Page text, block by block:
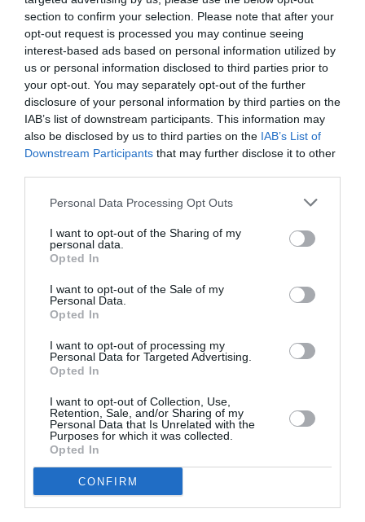
section to confirm your selection. Please note that after your
opt-out request is processed you may continue seeing
interest-based ads based on personal information utilized by
us or personal information disclosed to third parties prior to
your opt-out. You may separately opt-out of the further
disclosure of your personal information by third parties on the
IAB’s list of downstream participants. This information may
also be disclosed by us to third parties on the IAB’s List of
Downstream Participants that may further disclose it to other
Personal Data Processing Opt Outs
I want to opt-out of the Sharing of my
personal data.
Opted In
I want to opt-out of the Sale of my
Personal Data.
Opted In
I want to opt-out of processing my
Personal Data for Targeted Advertising.
Opted In
I want to opt-out of Collection, Use,
Retention, Sale, and/or Sharing of my
Personal Data that Is Unrelated with the
Purposes for which it was collected.
Opted In
CONFIRM
ΔΟΚΙΜΙΑ - ΜΕΛΕΤΕΣ
ΔΡΑΜΑΤΟΠΟΙΗΜΕΝΗ ΛΟΓΟΤΕΧΝΙΑ
ΘΕΑΤΡΙΚΕΣ ΠΑΡΑΣΤΑΣΕΙΣ 2025 – 2026
ΠΕΙΡΑΜΑΤΙΚΟ - MULTI SHOWS - PERFORMANCE
Newsletter
Κάθε βδομάδα στο e-mail σας τα τελευταία νέα για
την Τέχνη και τον Πολιτισμό!
Σχετικά Άρθρα
Άλκηστις, του
Ευριπίδη σε
θανάτου», της